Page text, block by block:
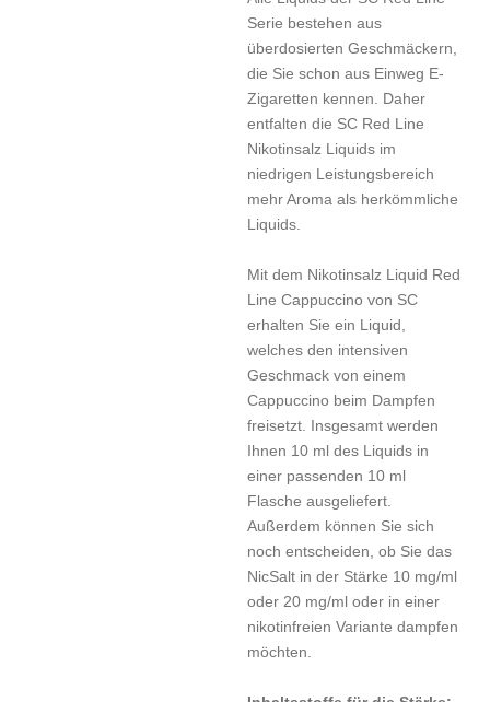
Serie bestehen aus
überdosierten Geschmäckern,
die Sie schon aus Einweg E-
Zigaretten kennen. Daher
entfalten die SC Red Line
Nikotinsalz Liquids im
niedrigen Leistungsbereich
mehr Aroma als herkömmliche
Liquids.
Mit dem Nikotinsalz Liquid Red
Line Cappuccino von SC
erhalten Sie ein Liquid,
welches den intensiven
Geschmack von einem
Cappuccino beim Dampfen
freisetzt. Insgesamt werden
Ihnen 10 ml des Liquids in
einer passenden 10 ml
Flasche ausgeliefert.
Außerdem können Sie sich
noch entscheiden, ob Sie das
NicSalt in der Stärke 10 mg/ml
oder 20 mg/ml oder in einer
nikotinfreien Variante dampfen
möchten.